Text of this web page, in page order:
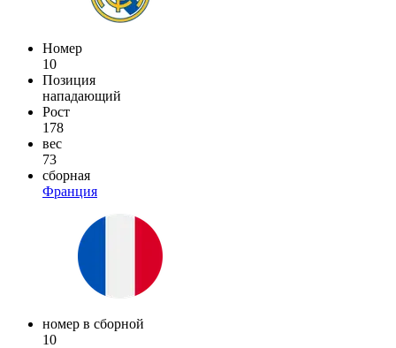
Номер
10
Позиция
нападающий
Рост
178
вес
73
сборная
Франция
номер в сборной
10